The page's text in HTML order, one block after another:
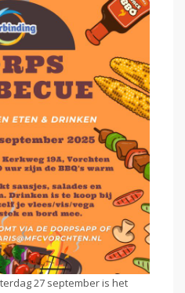
27 september is het